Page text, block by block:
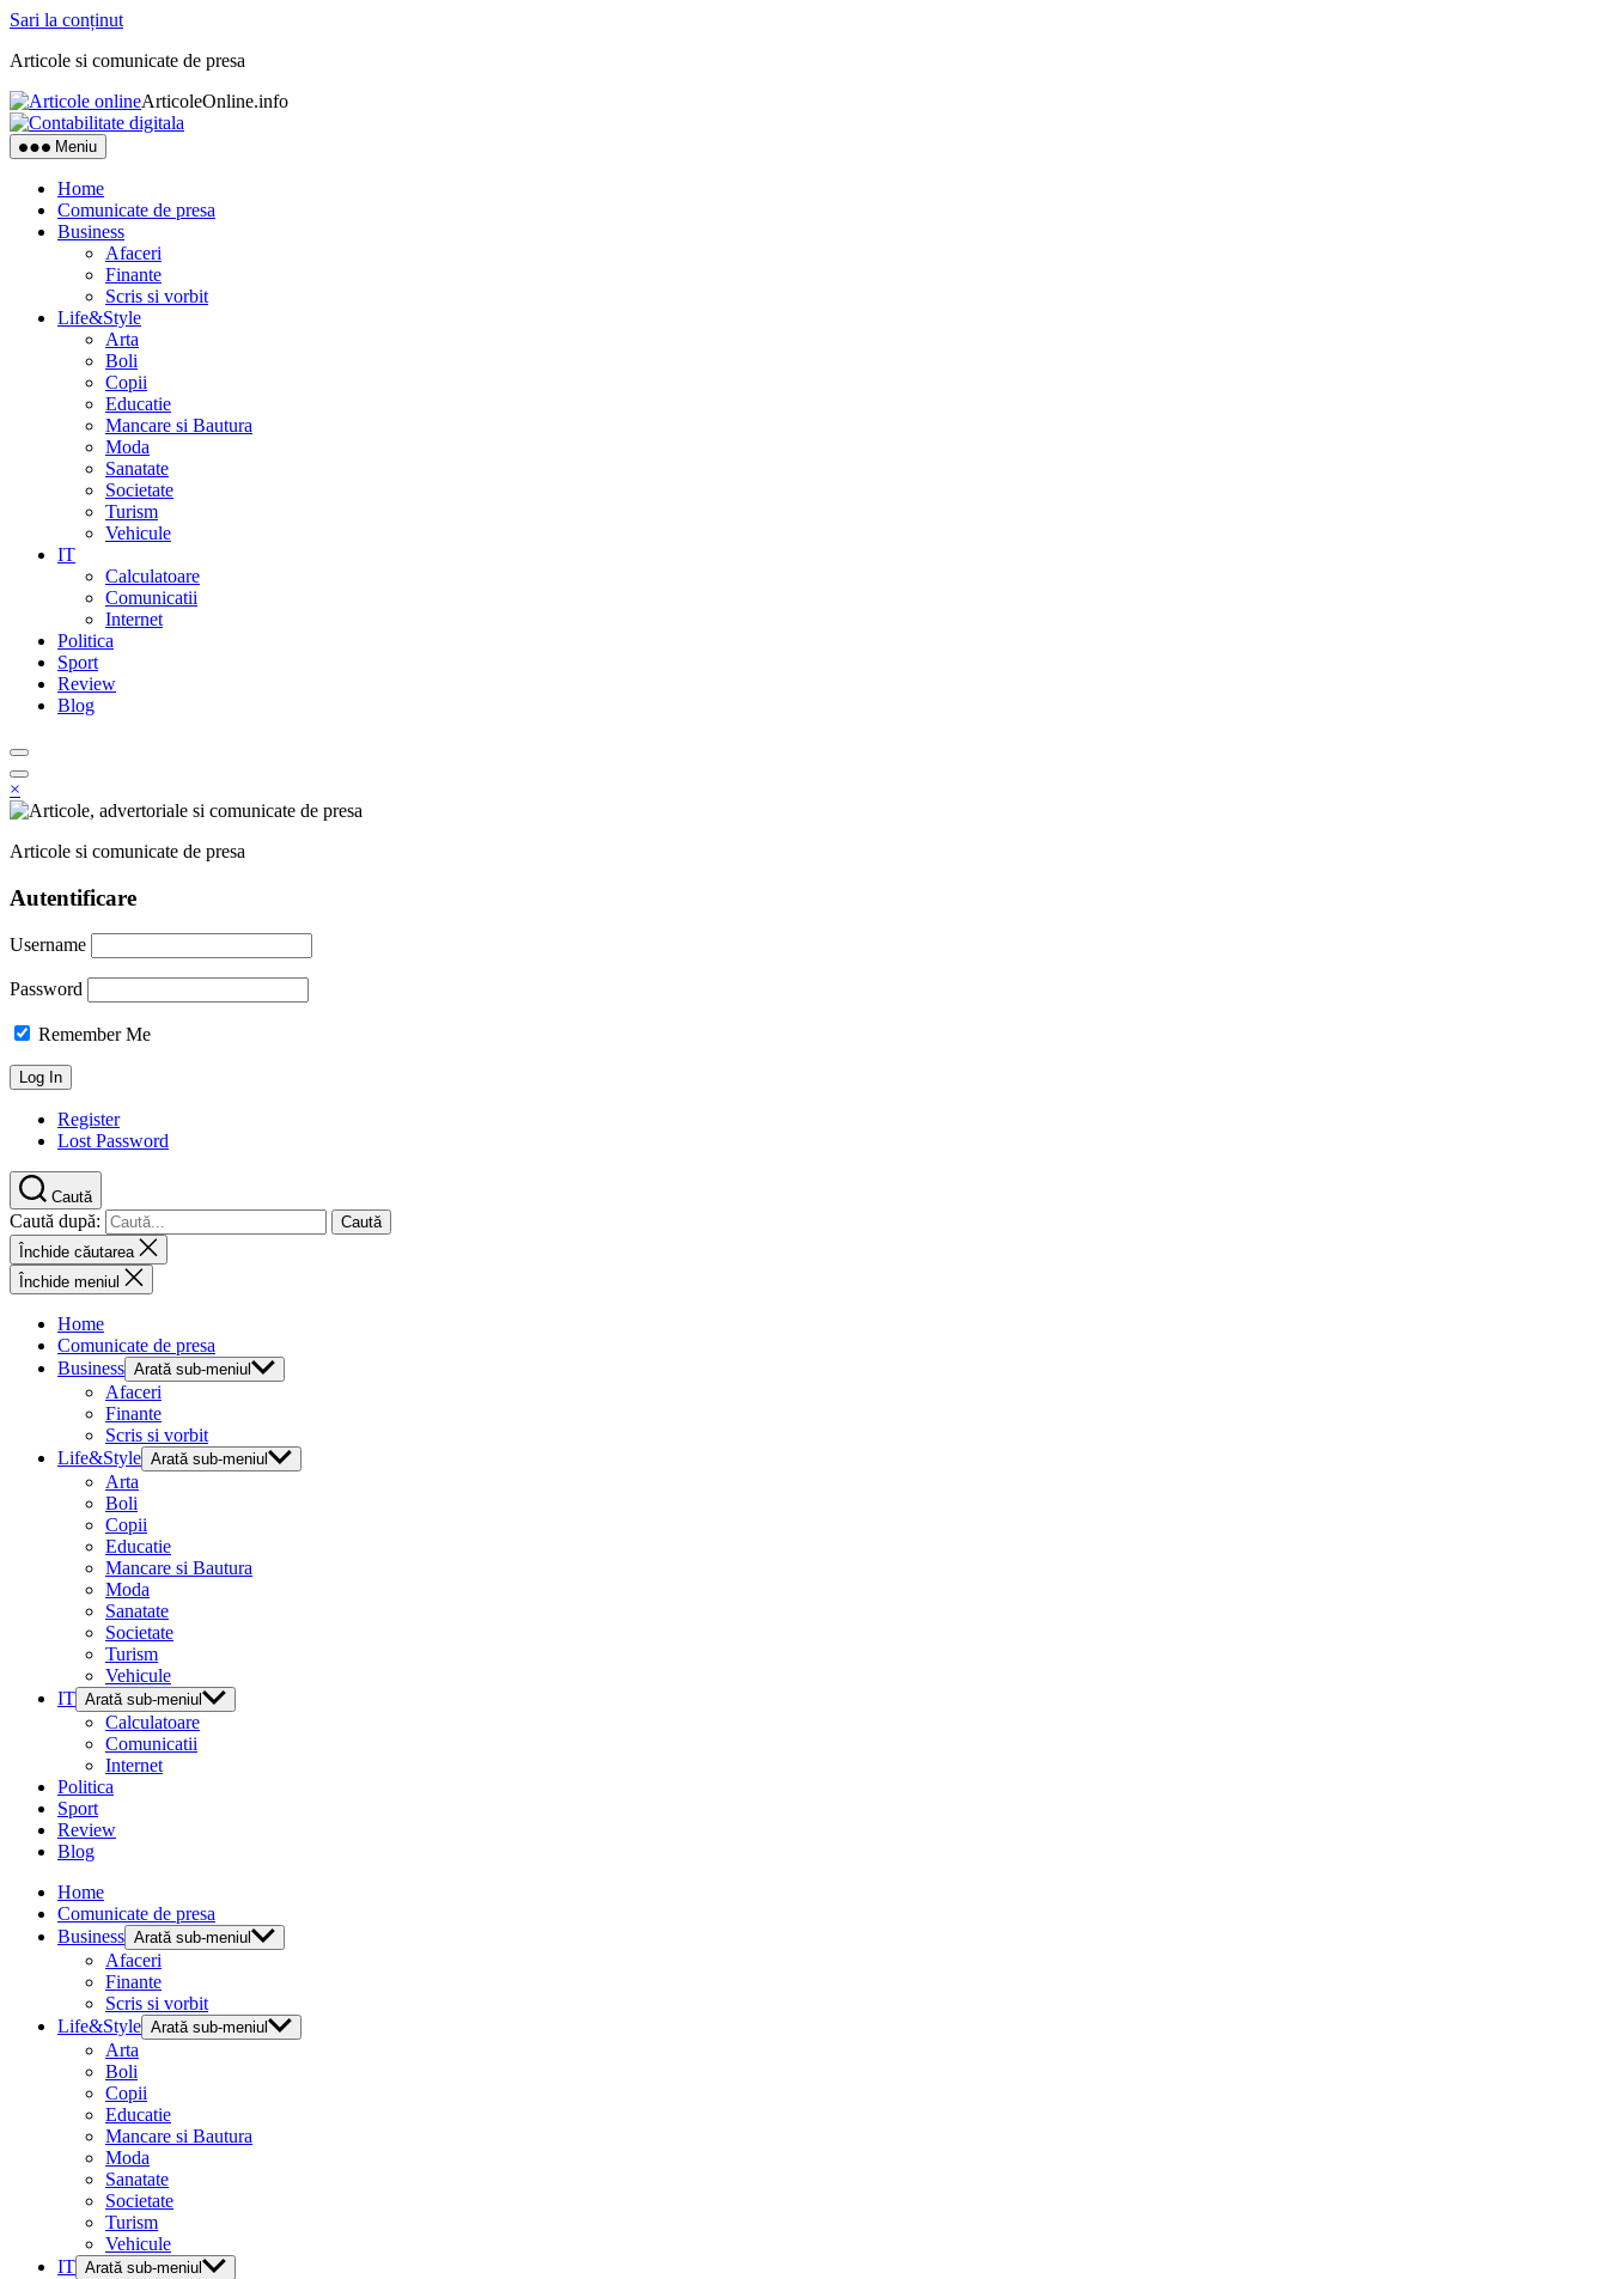
Sari la conținut
Articole si comunicate de presa
ArticoleOnline.info
Meniu
Home
Comunicate de presa
Business
Afaceri
Finante
Scris si vorbit
Life&Style
Arta
Boli
Copii
Educatie
Mancare si Bautura
Moda
Sanatate
Societate
Turism
Vehicule
IT
Calculatoare
Comunicatii
Internet
Politica
Sport
Review
Blog
×
Articole si comunicate de presa
Autentificare
Username
Password
Remember Me
Register
Lost Password
Caută
Caută după:
Închide căutarea
Închide meniul
Home
Comunicate de presa
Business Arată sub-meniul
Afaceri
Finante
Scris si vorbit
Life&Style Arată sub-meniul
Arta
Boli
Copii
Educatie
Mancare si Bautura
Moda
Sanatate
Societate
Turism
Vehicule
IT Arată sub-meniul
Calculatoare
Comunicatii
Internet
Politica
Sport
Review
Blog
Home
Comunicate de presa
Business Arată sub-meniul
Afaceri
Finante
Scris si vorbit
Life&Style Arată sub-meniul
Arta
Boli
Copii
Educatie
Mancare si Bautura
Moda
Sanatate
Societate
Turism
Vehicule
IT Arată sub-meniul